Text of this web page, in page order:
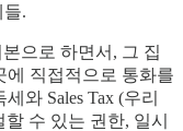
들.
으로 하면서, 그 집
에 직접적으로 통화를
와 Sales Tax (우리
수 있는 권한, 일시